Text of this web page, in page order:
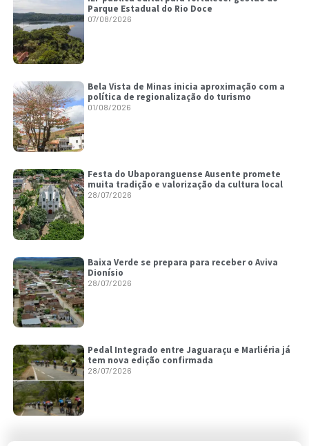
Parque Estadual do Rio Doce
07/08/2026
Bela Vista de Minas inicia aproximação com a
política de regionalização do turismo
01/08/2026
Festa do Ubaporanguense Ausente promete
muita tradição e valorização da cultura local
28/07/2026
Baixa Verde se prepara para receber o Aviva
Dionísio
28/07/2026
Pedal Integrado entre Jaguaraçu e Marliéria já
tem nova edição confirmada
28/07/2026